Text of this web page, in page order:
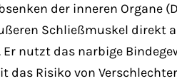
der inneren Organe
Schließmuskel direkt
nutzt das narbige
Risiko von